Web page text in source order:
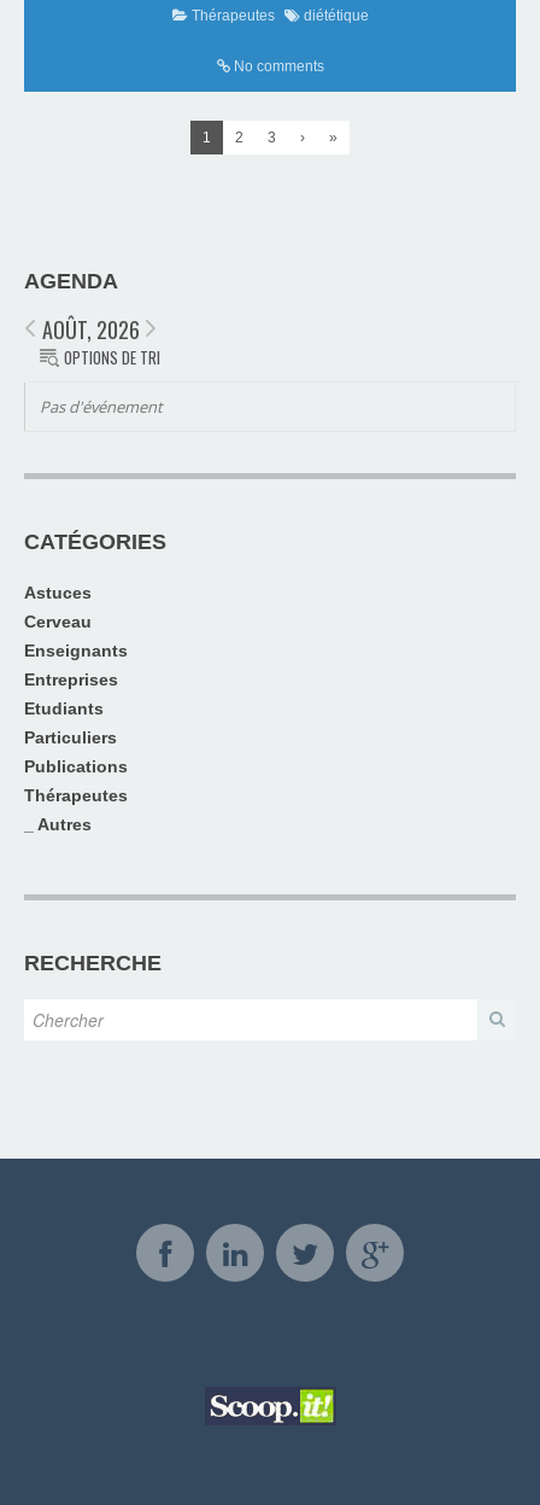
Thérapeutes diététique
No comments
1 2 3 › »
AGENDA
AOÛT, 2026
OPTIONS DE TRI
Pas d'événement
CATÉGORIES
Astuces
Cerveau
Enseignants
Entreprises
Etudiants
Particuliers
Publications
Thérapeutes
_ Autres
RECHERCHE